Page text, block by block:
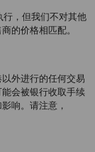
行，但我们不对其他
的价格相匹配。
外进行的任何交易
会被银行收取手续
响。请注意，